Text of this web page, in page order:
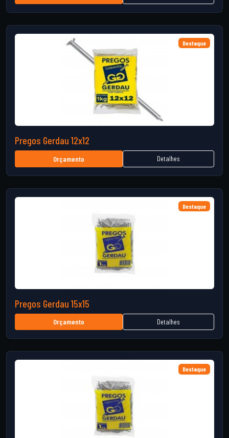
Destaque
Pregos Gerdau 12x12
Orçamento Detalhes
Destaque
Pregos Gerdau 15x15
Orçamento Detalhes
Destaque